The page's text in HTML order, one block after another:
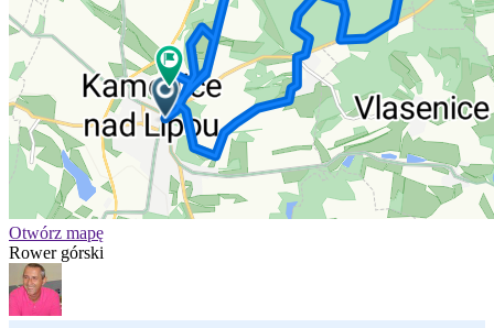
Otwórz mapę
Rower górski